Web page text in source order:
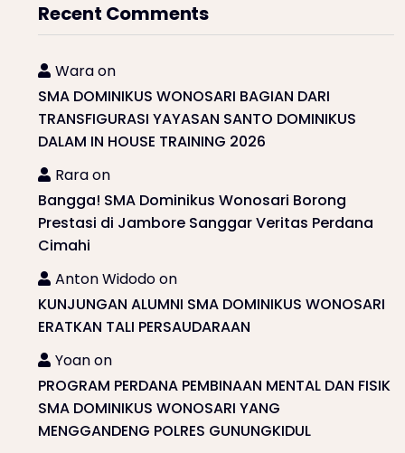
Recent Comments
Waraon
SMA DOMINIKUS WONOSARI BAGIAN DARI
TRANSFIGURASI YAYASAN SANTO DOMINIKUS
DALAM IN HOUSE TRAINING 2026
Raraon
Bangga! SMA Dominikus Wonosari Borong
Prestasi di Jambore Sanggar Veritas Perdana
Cimahi
Anton Widodoon
KUNJUNGAN ALUMNI SMA DOMINIKUS WONOSARI
ERATKAN TALI PERSAUDARAAN
Yoanon
PROGRAM PERDANA PEMBINAAN MENTAL DAN FISIK
SMA DOMINIKUS WONOSARI YANG
MENGGANDENG POLRES GUNUNGKIDUL